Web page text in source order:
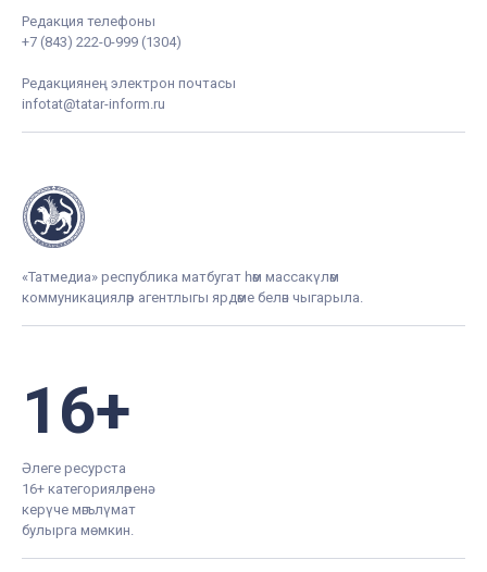
Редакция телефоны
+7 (843) 222-0-999 (1304)
Редакциянең электрон почтасы
infotat@tatar-inform.ru
«Татмедиа» республика матбугат һәм массакүләм
коммуникацияләр агентлыгы ярдәме белән чыгарыла.
16+
Әлеге ресурста
16+ категорияләренә
керүче мәгълүмат
булырга мөмкин.